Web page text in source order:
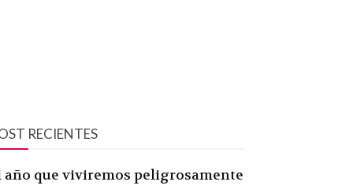
RECIENTES
año que viviremos peligrosamente